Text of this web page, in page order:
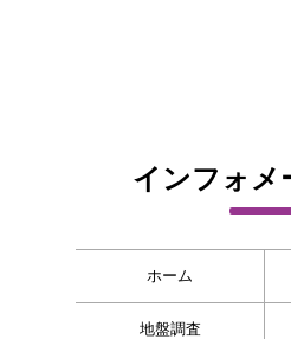
インフォメ
ホーム
地盤調査